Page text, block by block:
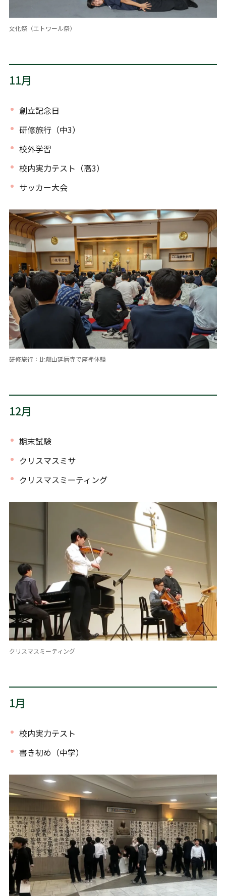
文化祭（エトワール祭）
11月
創立記念日
研修旅行（中3）
校外学習
校内実力テスト（高3）
サッカー大会
研修旅行：比叡山延暦寺で座禅体験
12月
期末試験
クリスマスミサ
クリスマスミーティング
クリスマスミーティング
1月
校内実力テスト
書き初め（中学）